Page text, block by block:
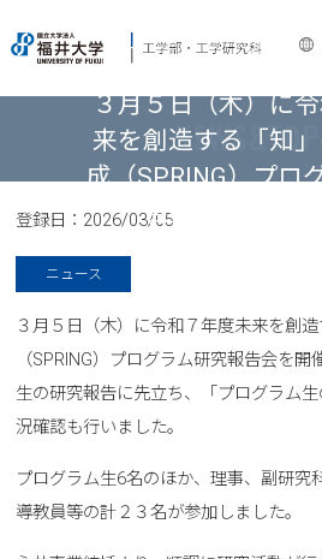
３月５日（木）に
来を創造する「知
成（SPRING）プロ
告会を開催しま
登録日： 2026/03/05
ニュース
３月５日（木）に令和７年度未来を創
（SPRING）プログラム研究報告会を
生の研究報告に先立ち、「プログラム
況確認も行いました。
プログラム生6名のほか、理事、副研究
導教員等の計２３名が参加しました。